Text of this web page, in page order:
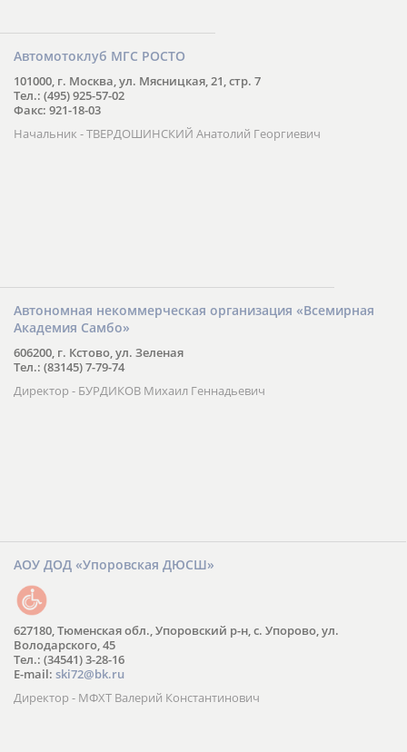
Автомотоклуб МГС РОСТО
101000, г. Москва, ул. Мясницкая, 21, стр. 7
Тел.: (495) 925-57-02
Факс: 921-18-03
Начальник - ТВЕРДОШИНСКИЙ Анатолий Георгиевич
Автономная некоммерческая организация «Всемирная
Академия Самбо»
606200, г. Кстово, ул. Зеленая
Тел.: (83145) 7-79-74
Директор - БУРДИКОВ Михаил Геннадьевич
АОУ ДОД «Упоровская ДЮСШ»
627180, Тюменская обл., Упоровский р-н, с. Упорово, ул.
Володарского, 45
Тел.: (34541) 3-28-16
E-mail: ski72@bk.ru
Директор - МФХТ Валерий Константинович